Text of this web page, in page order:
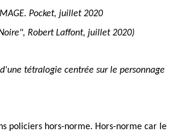
Pocket, juillet 2020
Robert Laffont, juillet 2020)
tétralogie centrée sur le personnage
policiers hors-norme. Hors-norme car le